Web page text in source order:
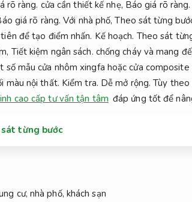
rõ ràng. cửa cần thiết kế nhẹ, Báo giá rõ ràng.
giá rõ ràng. Với nhà phố,Theo sát từng
để tạo điểm nhấn. Kế hoạch. Theo sát
Tiết kiệm ngân sách. chống cháy và mang
số mẫu cửa nhôm xingfa hoặc cửa
màu nội thất. Kiểm tra. Dễ mở rộng. Tùy theo
cao cấp tư vấn tận tâm đáp ứng tốt để
từng bước